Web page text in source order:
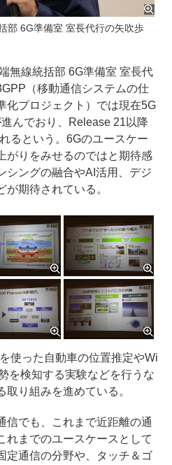
部 6G準備室 室長代行の矢吹歩
無線統括部 6G準備室 室長代
（移動通信システムの仕
化プロジェクト）では現在5G
んでおり、Release 21以降
るという。6Gのユースケー
がりをみせるのではと期待感
シングの融合やAI活用、デジ
期待されている。
使った自動車の位置推定やWi
を検知する実験などを行うな
り組みを進めている。
でも、これまで近距離の通
れまでのユースケースとして
定通信の分野や、タッチ＆ゴ